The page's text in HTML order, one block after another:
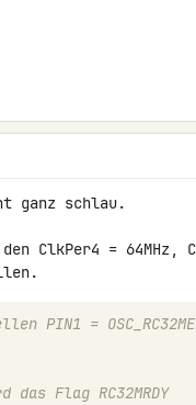
ganz schlau.
ClkPer4 = 64MHz,
PIN1 =
Flag RC32MRDY